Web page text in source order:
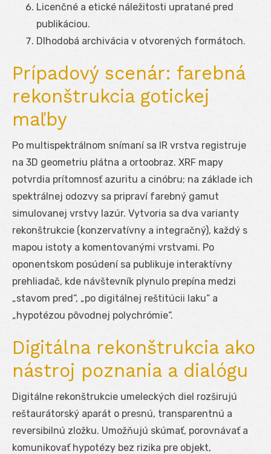
Licenčné a etické náležitosti upratané pred
publikáciou.
Dlhodobá archivácia v otvorených formátoch.
Prípadový scenár: farebná
rekonštrukcia gotickej
maľby
Po multispektrálnom snímaní sa IR vrstva registruje
na 3D geometriu plátna a ortoobraz. XRF mapy
potvrdia prítomnosť azuritu a cinóbru; na základe ich
spektrálnej odozvy sa pripraví farebný gamut
simulovanej vrstvy lazúr. Vytvoria sa dva varianty
rekonštrukcie (konzervatívny a integračný), každý s
mapou istoty a komentovanými vrstvami. Po
oponentskom posúdení sa publikuje interaktívny
prehliadač, kde návštevník plynulo prepína medzi
„stavom pred“, „po digitálnej reštitúcii laku“ a
„hypotézou pôvodnej polychrómie“.
Digitálna rekonštrukcia ako
nástroj poznania a dialógu
Digitálne rekonštrukcie umeleckých diel rozširujú
reštaurátorský aparát o presnú, transparentnú a
reversibilnú zložku. Umožňujú skúmať, porovnávať a
komunikovať hypotézy bez rizika pre objekt,